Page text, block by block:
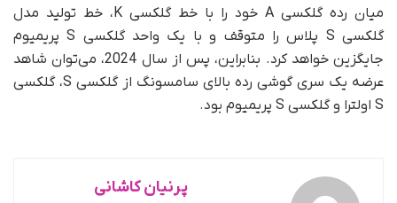
میان رده گلکسی A خود را با خط گلکسی K، خط تولید مدل
گلکسی S پلاس را متوقف و با یک واحد گلکسی S پریمیوم
جایگزین خواهد کرد. بنابراین، پس از سال 2024، می‌توان شاهد
عرضه‌ یک سری گوشی رده بالای سامسونگ از گلکسی S، گلکسی
S اولترا و گلکسی S پریمیوم بود.
پرنیان کاشانی